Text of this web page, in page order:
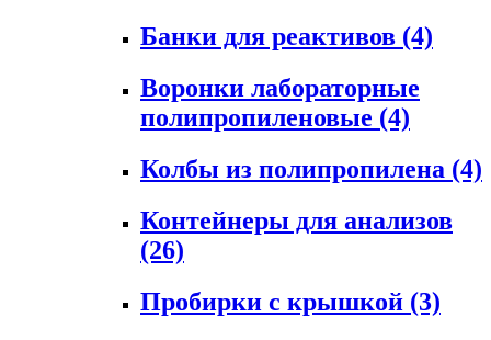
Банки для реактивов (4)
Воронки лабораторные
полипропиленовые (4)
Колбы из полипропилена (4)
Контейнеры для анализов
(26)
Пробирки с крышкой (3)